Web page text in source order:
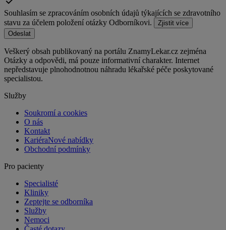
Souhlasím se zpracováním osobních údajů týkajících se zdravotního
stavu za účelem položení otázky Odborníkovi.
Zjistit více
Odeslat
Veškerý obsah publikovaný na portálu ZnamyLekar.cz zejména
Otázky a odpovědi, má pouze informativní charakter. Internet
nepředstavuje plnohodnotnou náhradu lékařské péče poskytované
specialistou.
Služby
Soukromí a cookies
O nás
Kontakt
KariéraNové nabídky
Obchodní podmínky
Pro pacienty
Specialisté
Kliniky
Zeptejte se odborníka
Služby
Nemoci